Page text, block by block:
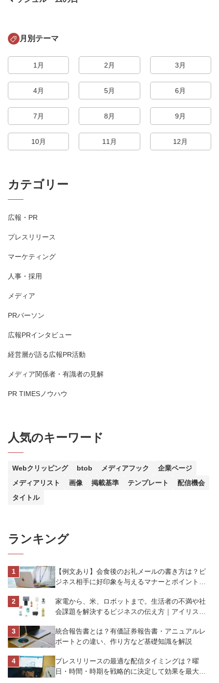
月別テーマ
1月 2月 3月
4月 5月 6月
7月 8月 9月
10月 11月 12月
カテゴリー
広報・PR
プレスリリース
マーケティング
人事・採用
メディア
PRパーソン
広報PRインタビュー
経営層が語る広報PR活動
メディア関係者・有識者の見解
PR TIMESノウハウ
人気のキーワード
Webクリッピング btob メディアフック
企業ページ
メディアリスト
画像 掲載基準 テンプレート
配信機会
タイトル
ランキング
【例文あり】会食後のお礼メールの書き方は？ビ
ジネス相手に好印象を与えるマナーとポイントを
家電から、米、ロボットまで。生活者の不満や社
会課題を解決するビジネスの伝え方｜アイリスオ
統合報告書とは？有価証券報告書・アニュアルレ
ポートとの違い、作り方など基礎知識を解説
プレスリリースの最適な配信タイミングは？曜
日・時間・時期を戦略的に決定して効果を最大化